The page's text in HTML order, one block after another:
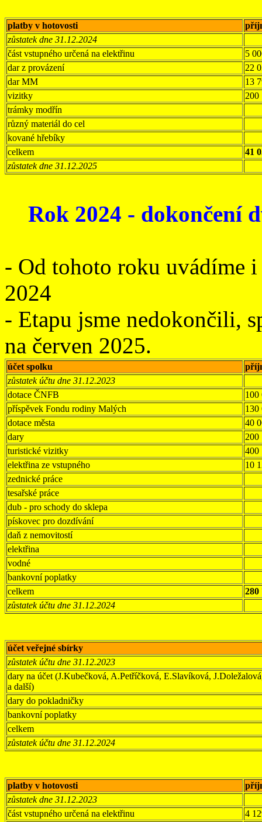
platby v hotovosti
zůstatek dne 31.12.2024
část vstupného určená na elektřinu
5
dar z provázení
22
dar MM
13
vizitky
200
trámky modřín
různý materiál do cel
kované hřebíky
celkem
41
zůstatek dne 31.12.2025
Rok 2024 - dokončení
- Od tohoto roku uvádíme
2024
- Etapu jsme nedokončili,
na červen 2025.
účet spolku
zůstatek účtu dne 31.12.2023
dotace ČNFB
100
příspěvek Fondu rodiny Malých
130
dotace města
40
dary
200
turistické vizitky
400
elektřina ze vstupného
10
zednické práce
tesařské práce
dub - pro schody do sklepa
pískovec pro dozdívání
daň z nemovitostí
elektřina
vodné
bankovní poplatky
celkem
280
zůstatek účtu dne 31.12.2024
účet veřejné sbírky
zůstatek účtu dne 31.12.2023
dary na účet (J.Kubečková, A.Petříčková, E.Slavíková,
a další)
dary do pokladničky
bankovní poplatky
celkem
zůstatek účtu dne 31.12.2024
platby v hotovosti
zůstatek dne 31.12.2023
část vstupného určená na elektřinu
4